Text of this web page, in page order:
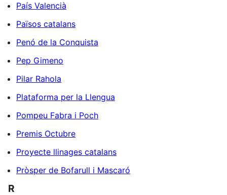
País Valencià
Països catalans
Penó de la Conquista
Pep Gimeno
Pilar Rahola
Plataforma per la Llengua
Pompeu Fabra i Poch
Premis Octubre
Proyecte llinages catalans
Pròsper de Bofarull i Mascaró
R